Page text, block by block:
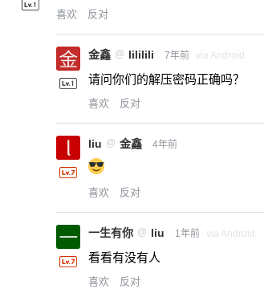
喜欢 反对
金鑫 @ lililili 7年前 via Android
请问你们的解压密码正确吗？
喜欢 反对
liu @ 金鑫 4年前
喜欢 反对
一生有你 @ liu 1年前 via Android
看看有没有人
喜欢 反对